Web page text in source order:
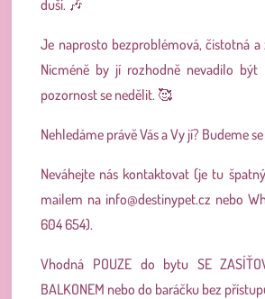
duši. 🎶
Je naprosto bezproblémová, čistotná a
Nicméně by jí rozhodně nevadilo být
pozornost se nedělit. 🥰
Nehledáme právě Vás a Vy jí? Budeme
Neváhejte nás kontaktovat (je tu
mailem na info@destinypet.cz nebo
604 654).
Vhodná POUZE do bytu SE
BALKONEM nebo do baráčku bez